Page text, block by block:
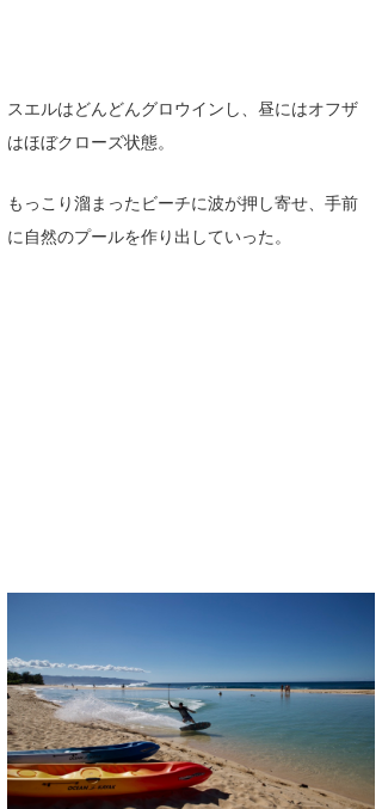
スエルはどんどんグロウインし、昼にはオフザ
はほぼクローズ状態。
もっこり溜まったビーチに波が押し寄せ、手前
に自然のプールを作り出していった。